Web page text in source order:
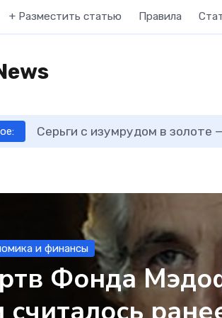
+ Разместить статью Правила
Серьги с изумрудом в золоте
и финансы
Фонда